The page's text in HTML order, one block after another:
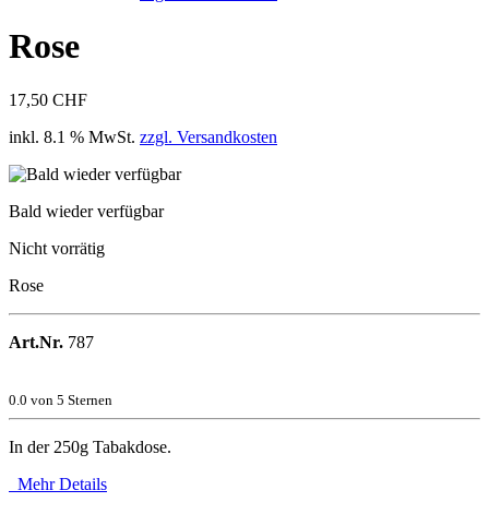
Rose
17,50 CHF
inkl. 8.1 % MwSt. zzgl. Versandkosten
Bald wieder verfügbar
Nicht vorrätig
Rose
Art.Nr. 787
0.0 von 5 Sternen
In der 250g Tabakdose.
Mehr Details